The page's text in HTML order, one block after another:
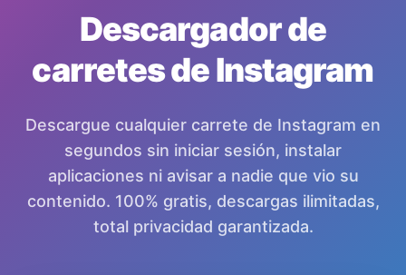
Descargador de
carretes de Instagram
Descargue cualquier carrete de Instagram en
segundos sin iniciar sesión, instalar
aplicaciones ni avisar a nadie que vio su
contenido. 100% gratis, descargas ilimitadas,
total privacidad garantizada.